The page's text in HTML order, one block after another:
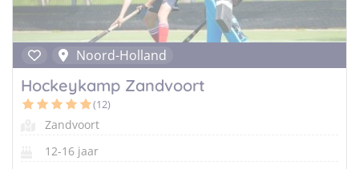
Noord-Holland
Hockeykamp Zandvoort
(12)
Zandvoort
12-16 jaar